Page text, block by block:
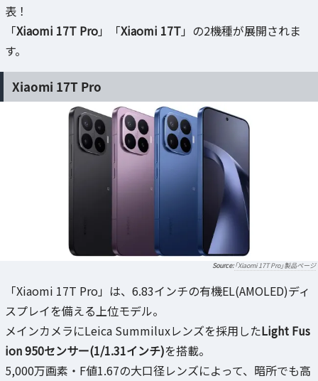
表！
「Xiaomi 17T Pro」「Xiaomi 17T」の2機種が展開されま
す。
Xiaomi 17T Pro
「Xiaomi 17T Pro」製品ページ
「Xiaomi 17T Pro」は、6.83インチの有機EL(AMOLED)ディ
スプレイを備える上位モデル。
メインカメラにLeica Summiluxレンズを採用したLight Fus
ion 950センサー(1/1.31インチ)を搭載。
5,000万画素・F値1.67の大口径レンズによって、暗所でも高